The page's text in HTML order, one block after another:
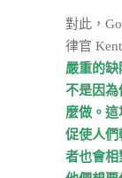
對此，
律官
嚴重的
不是因為
麼做。
促使人們
者也會相